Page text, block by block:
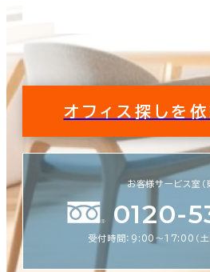
オフィス探しを
お客様サービス室（
0120-
受付時間：9:00〜17:00（土